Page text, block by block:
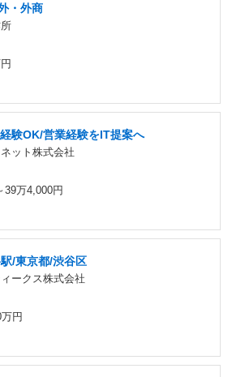
・外商
験OK/営業経験をIT提案へ
ット株式会社
39万4,000円
/東京都/渋谷区
ークス株式会社
円